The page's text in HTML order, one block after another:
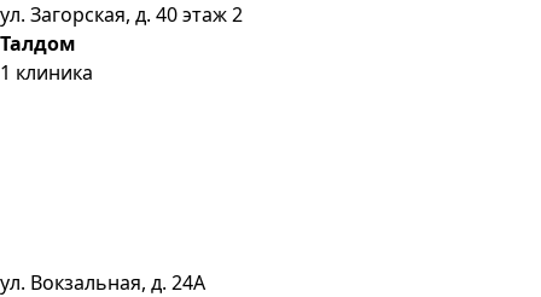
ул. Загорская, д. 40 этаж 2
Талдом
1 клиника
ул. Вокзальная, д. 24А